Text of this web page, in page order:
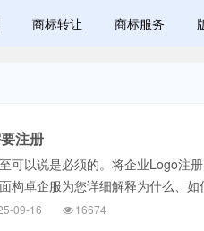
商标转让 商标服务
注册
以说是必须的。将企业Logo注册
构卓企服为您详细解释为什么、如
09-16 16674